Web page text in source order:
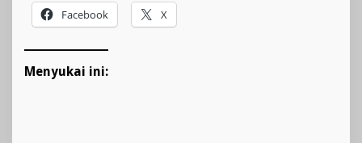
Facebook X
Menyukai ini: